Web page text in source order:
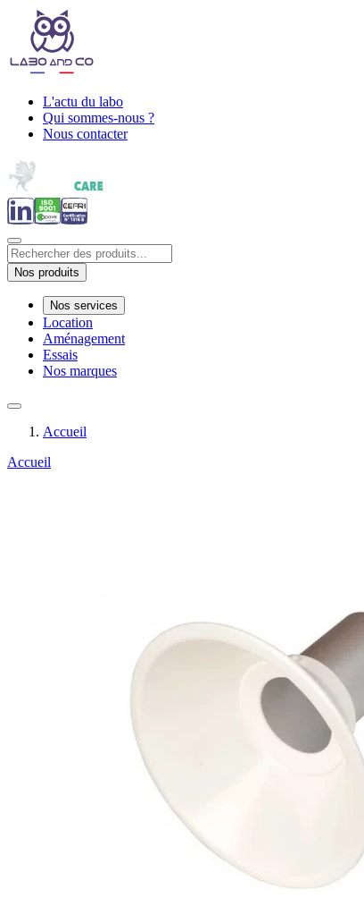
L'actu du labo
Qui sommes-nous ?
Nous contacter
Nos produits
Nos services
Location
Aménagement
Essais
Nos marques
Accueil
Accueil